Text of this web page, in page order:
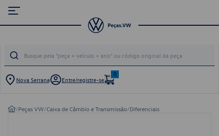
Nova Serrana Entre/registre-se
0
/Peças VW/Caixa de Câmbio e Transmissão/Diferenciais